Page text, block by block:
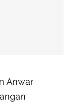
Anwar